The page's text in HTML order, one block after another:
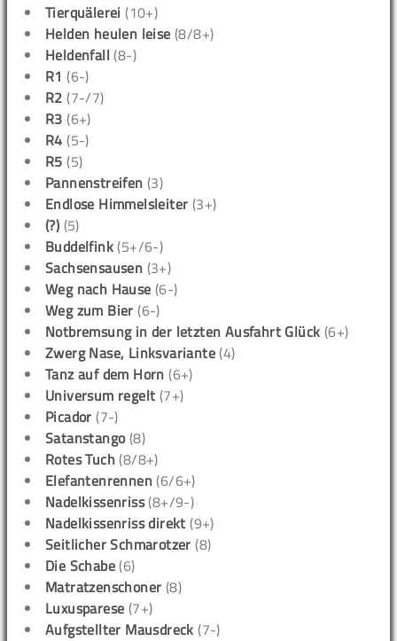
Tierquälerei (10+)
Helden heulen leise (8/8+)
Heldenfall (8-)
R1 (6-)
R2 (7-/7)
R3 (6+)
R4 (5-)
R5 (5)
Pannenstreifen (3)
Endlose Himmelsleiter (3+)
(?) (5)
Buddelfink (5+/6-)
Sachsensausen (3+)
Weg nach Hause (6-)
Weg zum Bier (6-)
Notbremsung in der letzten Ausfahrt Glück (6+)
Zwerg Nase, Linksvariante (4)
Tanz auf dem Horn (6+)
Universum regelt (7+)
Picador (7-)
Satanstango(8)
Rotes Tuch (8/8+)
Elefantenrennen (6/6+)
Nadelkissenriss(8+/9-)
Nadelkissenriss direkt (9+)
Seitlicher Schmarotzer (8)
Die Schabe (6)
Matratzenschoner (8)
Luxusparese (7+)
Aufgstellter Mausdreck (7-)